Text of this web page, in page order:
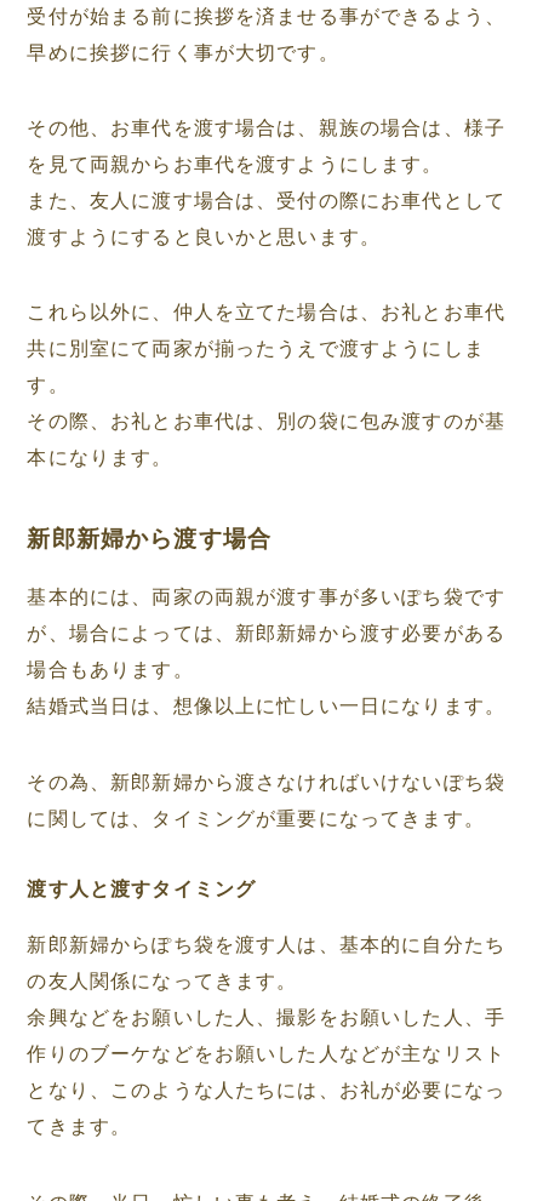
受付が始まる前に挨拶を済ませる事ができるよう、
早めに挨拶に行く事が大切です。
その他、お車代を渡す場合は、親族の場合は、様子
を見て両親からお車代を渡すようにします。
また、友人に渡す場合は、受付の際にお車代として
渡すようにすると良いかと思います。
これら以外に、仲人を立てた場合は、お礼とお車代
共に別室にて両家が揃ったうえで渡すようにしま
す。
その際、お礼とお車代は、別の袋に包み渡すのが基
本になります。
新郎新婦から渡す場合
基本的には、両家の両親が渡す事が多いぽち袋です
が、場合によっては、新郎新婦から渡す必要がある
場合もあります。
結婚式当日は、想像以上に忙しい一日になります。
その為、新郎新婦から渡さなければいけないぽち袋
に関しては、タイミングが重要になってきます。
渡す人と渡すタイミング
新郎新婦からぽち袋を渡す人は、基本的に自分たち
の友人関係になってきます。
余興などをお願いした人、撮影をお願いした人、手
作りのブーケなどをお願いした人などが主なリスト
となり、このような人たちには、お礼が必要になっ
てきます。